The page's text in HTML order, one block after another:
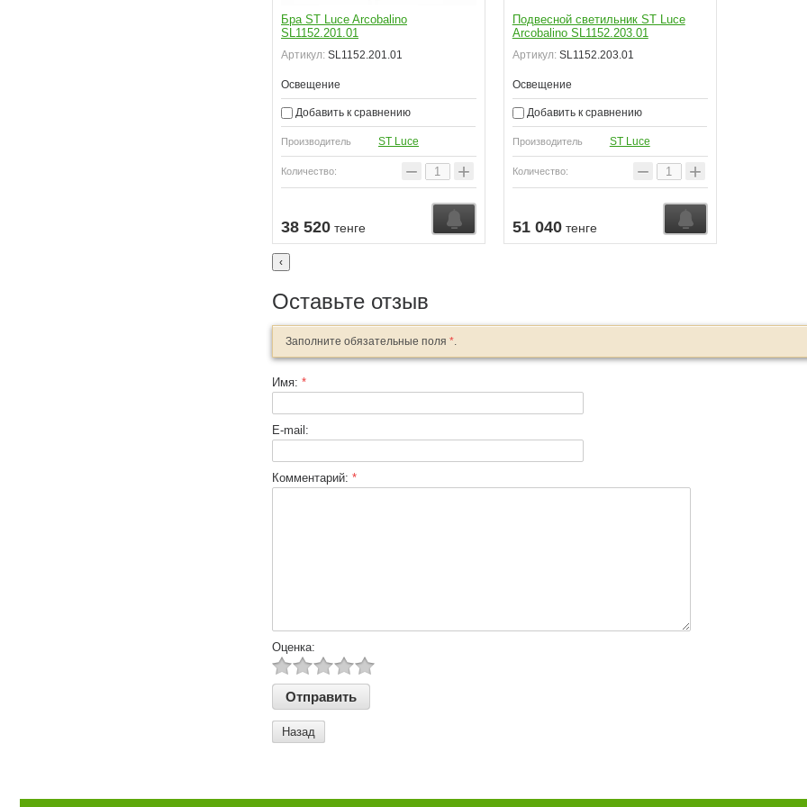
Бра ST Luce Arcobalino
SL1152.201.01
Артикул: SL1152.201.01
Освещение
Добавить к сравнению
Производитель ST Luce
Количество: − +
38 520 тенге
Подвесной светильник ST Luce
Arcobalino SL1152.203.01
Артикул:SL1152.203.01
Освещение
Добавить к сравнению
Производитель ST Luce
Количество: − +
51 040тенге
‹
Оставьте отзыв
Заполните обязательные поля *.
Имя: *
E-mail:
Комментарий: *
Оценка:
Назад